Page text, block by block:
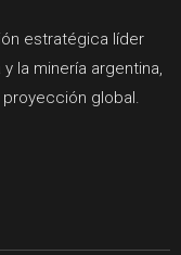
estratégica líder
la minería argentina,
global.